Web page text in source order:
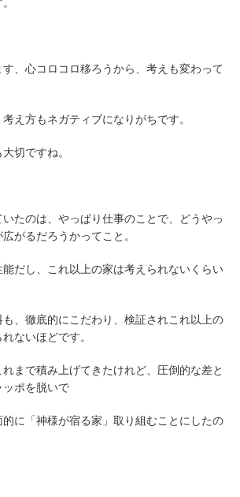
、心コロコロ移ろうから、考えも変わって
え方もネガティブになりがちです。
切ですね。
たのは、やっぱり仕事のことで、どうやっ
がるだろうかってこと。
だし、これ以上の家は考えられないくらい
、徹底的にこだわり、検証されこれ以上の
ないほどです。
まで積み上げてきたけれど、圧倒的な差と
ポを脱いで
的に「神様が宿る家」取り組むことにしたの